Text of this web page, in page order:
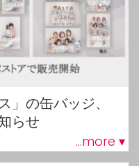
」の缶バッジ、
らせ
...more ▾